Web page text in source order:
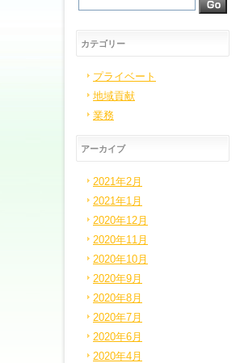
カテゴリー
プライベート
地域貢献
業務
アーカイブ
2021年2月
2021年1月
2020年12月
2020年11月
2020年10月
2020年9月
2020年8月
2020年7月
2020年6月
2020年4月